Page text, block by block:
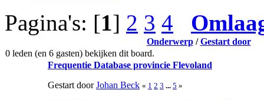
Pagina's: [1] 2 3 4
Onderwerp/Gestart door
0 leden (en 6 gasten) bekijken dit board.
Frequentie Database provincie Flevoland
Gestart doorJohan Beck « 1 2 3 ... 5 »